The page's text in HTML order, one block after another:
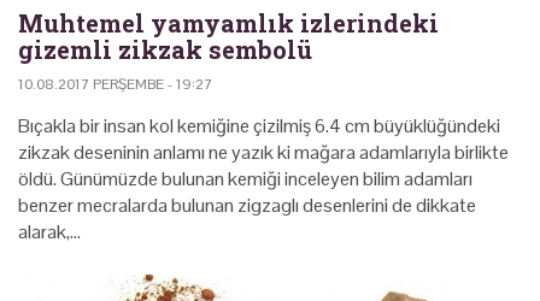
Muhtemel yamyamlık izlerindeki
gizemli zikzak sembolü
10.08.2017 PERŞEMBE - 19:27
Bıçakla bir insan kol kemiğine çizilmiş 6.4 cm büyüklüğündeki
zikzak deseninin anlamı ne yazık ki mağara adamlarıyla birlikte
öldü. Günümüzde bulunan kemiği inceleyen bilim adamları
benzer mecralarda bulunan zigzaglı desenlerini de dikkate
alarak,…